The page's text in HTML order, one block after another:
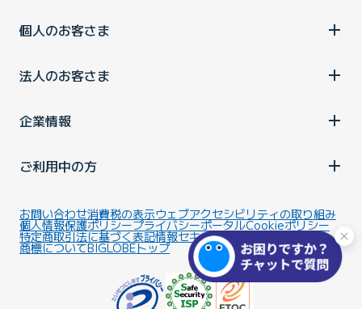
個人のお客さま
法人のお客さま
企業情報
ご利用中の方
お問い合わせ消費税の表示ウェブアクセシビリティの取り組み
個人情報保護ポリシープライバシーポータルCookieポリシー
特定商取引法に基づく表記情報セキュリティ基本方針
商標についてBIGLOBEトップ